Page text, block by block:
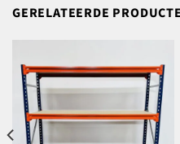
GERELATEERDE